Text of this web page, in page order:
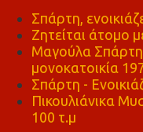
Σπάρτη,
Ζητείται άτομο
Μαγούλα
μονοκατοικία
Σπάρτη -
Πικουλιάνικα
100 τ.μ